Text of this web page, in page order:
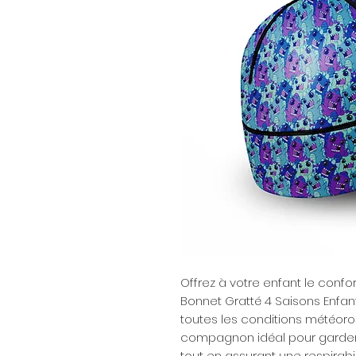
Offrez à votre enfant le
Bonnet Gratté 4 Saisons
toutes les conditions
compagnon idéal pour